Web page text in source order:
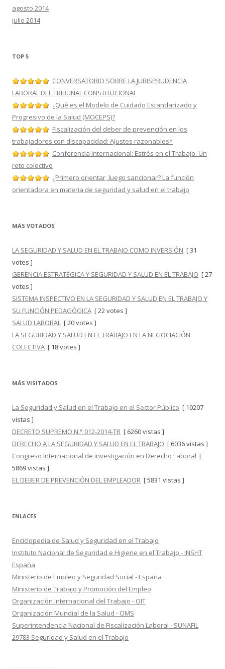
agosto 2014
julio 2014
TOP 5
CONVERSATORIO SOBRE LA JURISPRUDENCIA
LABORAL DEL TRIBUNAL CONSTITUCIONAL
¿Qué es el Modelo de Cuidado Estandarizado y
Progresivo de la Salud (MOCEPS)?
Fiscalización del deber de prevención en los
trabajadores con discapacidad: Ajustes razonables*
Conferencia Internacional: Estrés en el Trabajo. Un
reto colectivo
¿Primero orientar, luego sancionar? La función
orientadora en materia de seguridad y salud en el trabajo
MÁS VOTADOS
LA SEGURIDAD Y SALUD EN EL TRABAJO COMO INVERSIÓN [ 31
votes ]
GERENCIA ESTRATÉGICA Y SEGURIDAD Y SALUD EN EL TRABAJO [ 27
votes ]
SISTEMA INSPECTIVO EN LA SEGURIDAD Y SALUD EN EL TRABAJO Y
SU FUNCIÓN PEDAGÓGICA [ 22 votes ]
SALUD LABORAL [ 20 votes ]
LA SEGURIDAD Y SALUD EN EL TRABAJO EN LA NEGOCIACIÓN
COLECTIVA [ 18 votes ]
MÁS VISITADOS
La Seguridad y Salud en el Trabajo en el Sector Público [ 10207
vistas ]
DECRETO SUPREMO N.° 012-2014-TR [ 6260 vistas ]
DERECHO A LA SEGURIDAD Y SALUD EN EL TRABAJO [ 6036 vistas ]
Congreso Internacional de investigación en Derecho Laboral [
5869 vistas ]
EL DEBER DE PREVENCIÓN DEL EMPLEADOR [ 5831 vistas ]
ENLACES
Enciclopedia de Salud y Seguridad en el Trabajo
Instituto Nacional de Seguridad e Higiene en el Trabajo - INSHT
España
Ministerio de Empleo y Seguridad Social - España
Ministerio de Trabajo y Promoción del Empleo
Organización Internacional del Trabajo - OIT
Organización Mundial de la Salud - OMS
Superintendencia Nacional de Fiscalización Laboral - SUNAFIL
29783 Seguridad y Salud en el Trabajo